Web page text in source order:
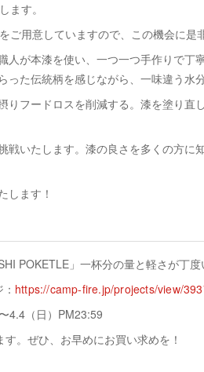
ます。
ご用意していますので、この機会に是
人が本漆を使い、一つ一つ手作りで丁
った伝統柄を感じながら、一味違う水
りフードロスを削減する。漆を塗り直
戦いたします。漆の良さを多くの方
します！
POKETLE」一杯分の量と軽さが丁度
https://camp-fire.jp/projects/view/
4.4（日）PM23:59
。ぜひ、お早めにお買い求めを！